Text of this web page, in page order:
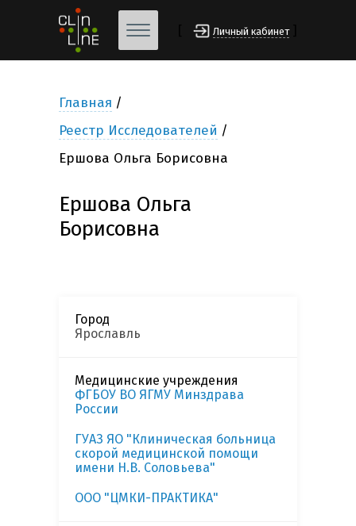
Личный кабинет
Главная
Реестр Исследователей
Ершова Ольга Борисовна
Ершова Ольга
Борисовна
Город
Ярославль
Медицинские учреждения
ФГБОУ ВО ЯГМУ Минздрава
России
ГУАЗ ЯО "Клиническая больница
скорой медицинской помощи
имени Н.В. Соловьева"
ООО "ЦМКИ-ПРАКТИКА"